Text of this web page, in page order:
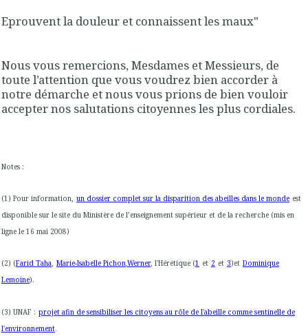
Eprouvent la douleur et connaissent les maux"
Nous vous remercions, Mesdames et Messieurs, de
toute l’attention que vous voudrez bien accorder à
notre démarche et nous vous prions de bien vouloir
accepter nos salutations citoyennes les plus cordiales.
Notes :
(1) Pour information, un dossier complet sur la disparition des abeilles dans le monde est
disponible sur le site du Ministère de l’enseignement supérieur et de la recherche (mis en
ligne le 16 mai 2008)
(2) (Farid Taha, Marie-Isabelle Pichon,Werner, l'Hérétique (1 et 2 et 3)et Dominique
Lemoine).
(3) UNAF : projet afin de sensibiliser les citoyens au rôle de l'abeille comme sentinelle de
l'environnement.